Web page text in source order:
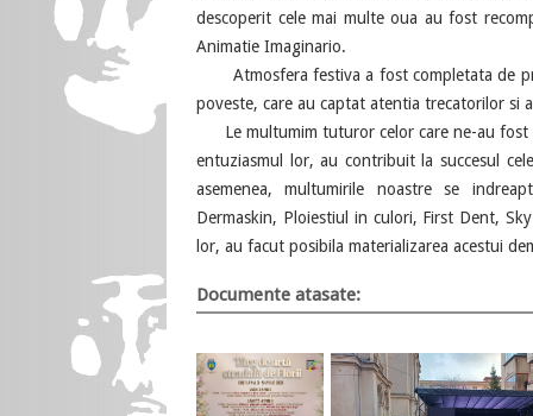
descoperit cele mai multe oua au fost
Animatie Imaginario.
Atmosfera festiva a fost completata de
poveste, care au captat atentia trecatorilor si
Le multumim tuturor celor care ne-au fost
entuziasmul lor, au contribuit la succesul
asemenea, multumirile noastre se
Dermaskin, Ploiestiul in culori, First Dent,
lor, au facut posibila materializarea acestui
Documente atasate: